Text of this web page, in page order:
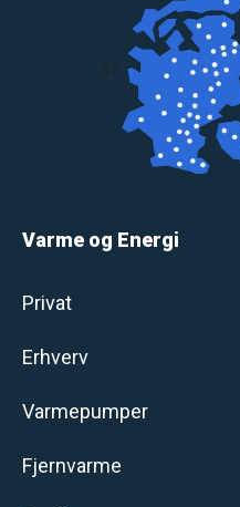
57
Varme og Energi
Privat
Erhverv
Varmepumper
Fjernvarme